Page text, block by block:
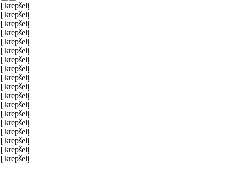
Į krepšelį
Į krepšelį
Į krepšelį
Į krepšelį
Į krepšelį
Į krepšelį
Į krepšelį
Į krepšelį
Į krepšelį
Į krepšelį
Į krepšelį
Į krepšelį
Į krepšelį
Į krepšelį
Į krepšelį
Į krepšelį
Į krepšelį
Į krepšelį